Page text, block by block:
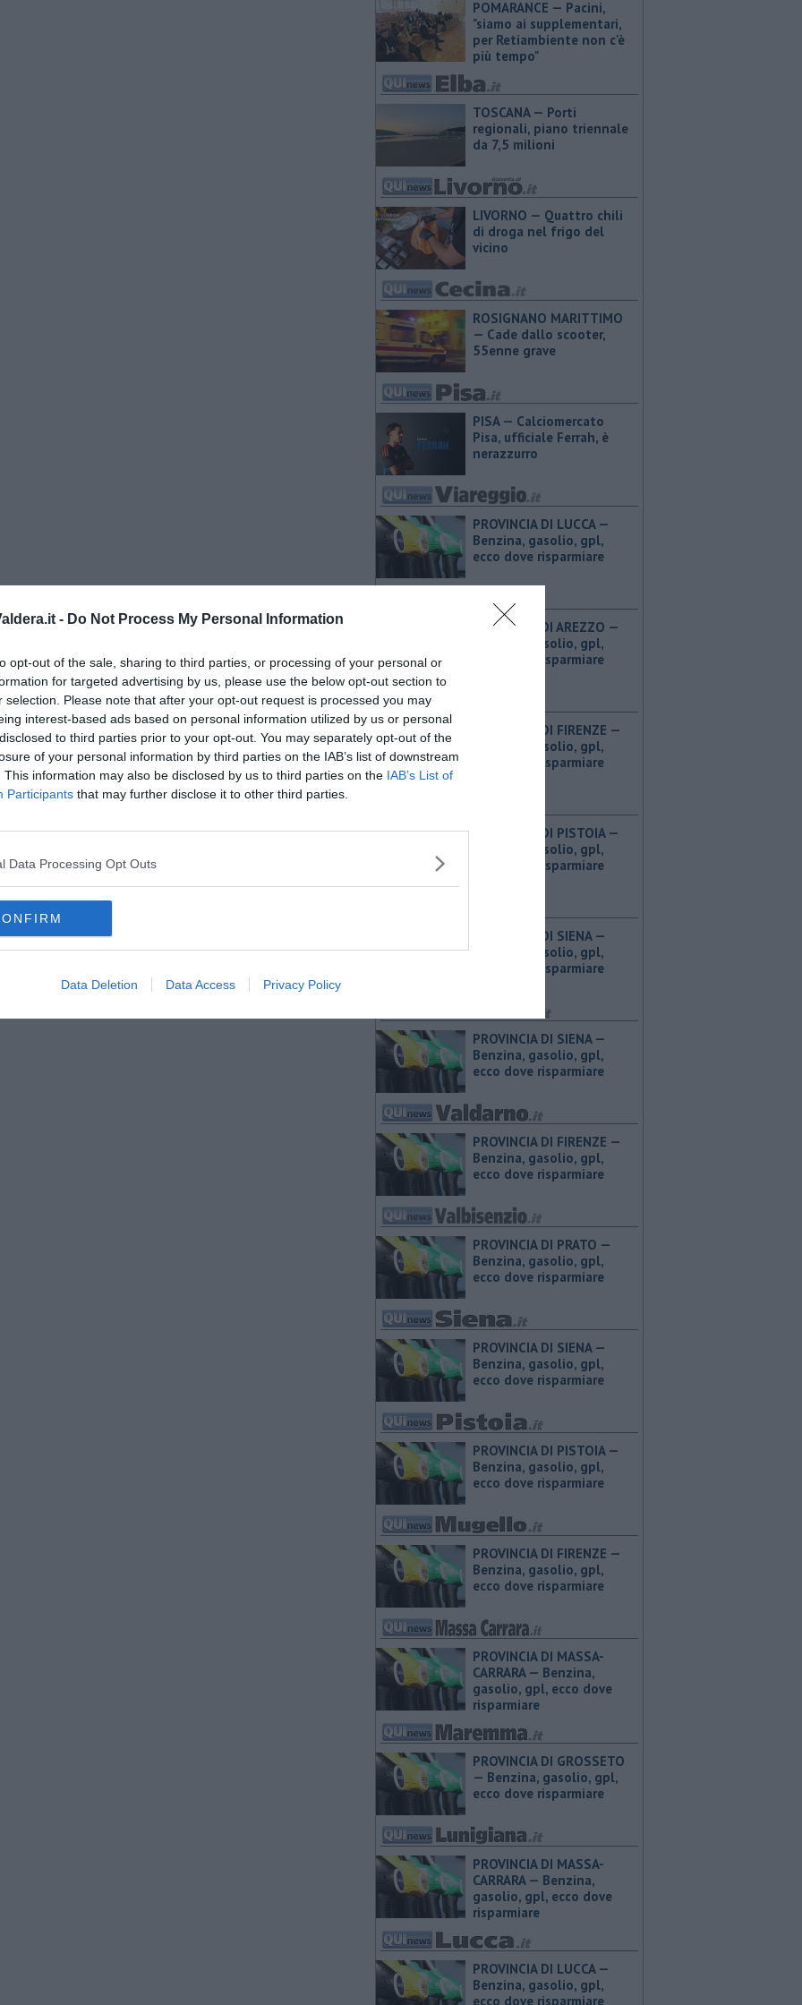
- Do Not Process My Personal Information
opt-out of the sale, sharing to third parties, or processing of your personal or
for targeted advertising by us, please use the below opt-out section to
selection. Please note that after your opt-out request is processed you may
interest-based ads based on personal information utilized by us or personal
to third parties prior to your opt-out. You may separately opt-out of the
of your personal information by third parties on the IAB’s list of downstream
This information may also be disclosed by us to third parties on the IAB’s List of
Participants that may further disclose it to other third parties.
Data Processing Opt Outs
Data Deletion Data Access Privacy Policy
POMARANCE — Pacini,
"siamo ai supplementari,
per Retiambiente non c'è
più tempo"
TOSCANA — Porti
regionali, piano triennale
da 7,5 milioni
LIVORNO — Quattro chili
di droga nel frigo del
vicino
ROSIGNANO MARITTIMO
— Cade dallo scooter,
55enne grave
PISA — Calciomercato
Pisa, ufficiale Ferrah, è
nerazzurro
PROVINCIA DI LUCCA — ​
Benzina, gasolio, gpl,
ecco dove risparmiare
PROVINCIA DI AREZZO — ​
Benzina, gasolio, gpl,
ecco dove risparmiare
PROVINCIA DI FIRENZE — ​
Benzina, gasolio, gpl,
ecco dove risparmiare
PROVINCIA DI PISTOIA — ​
Benzina, gasolio, gpl,
ecco dove risparmiare
PROVINCIA DI SIENA — ​
Benzina, gasolio, gpl,
ecco dove risparmiare
PROVINCIA DI SIENA — ​
Benzina, gasolio, gpl,
ecco dove risparmiare
PROVINCIA DI FIRENZE — ​
Benzina, gasolio, gpl,
ecco dove risparmiare
PROVINCIA DI PRATO — ​
Benzina, gasolio, gpl,
ecco dove risparmiare
PROVINCIA DI SIENA — ​
Benzina, gasolio, gpl,
ecco dove risparmiare
PROVINCIA DI PISTOIA — ​
Benzina, gasolio, gpl,
ecco dove risparmiare
PROVINCIA DI FIRENZE — ​
Benzina, gasolio, gpl,
ecco dove risparmiare
PROVINCIA DI MASSA-
CARRARA — ​Benzina,
gasolio, gpl, ecco dove
risparmiare
PROVINCIA DI GROSSETO
— ​Benzina, gasolio, gpl,
ecco dove risparmiare
PROVINCIA DI MASSA-
CARRARA — ​Benzina,
gasolio, gpl, ecco dove
risparmiare
PROVINCIA DI LUCCA — ​
Benzina, gasolio, gpl,
ecco dove risparmiare